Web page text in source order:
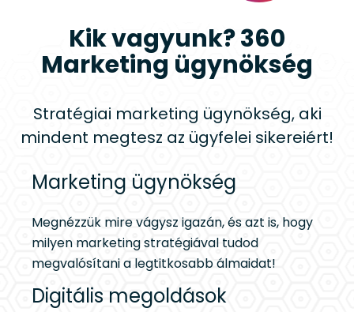
Kik vagyunk? 360
Marketing ügynökség
Stratégiai marketing ügynökség, aki
mindent megtesz az ügyfelei sikereiért!
Marketing ügynökség
Megnézzük mire vágysz igazán, és azt is, hogy
milyen marketing stratégiával tudod
megvalósítani a legtitkosabb álmaidat!
Digitális megoldások